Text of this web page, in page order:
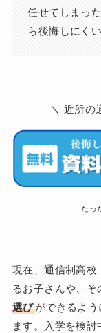
任せてしまっ
ら後悔しにくい
＼ 近所の
たっ
現在、通信制高校
るお子さんや、
選びができるよ
ます。入学を検